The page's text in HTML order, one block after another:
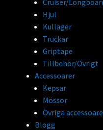
Hjul
Kullager
Truckar
Griptape
Tillbehör/Övrigt
Accessoarer
Kepsar
Mössor
Övriga
Blogg